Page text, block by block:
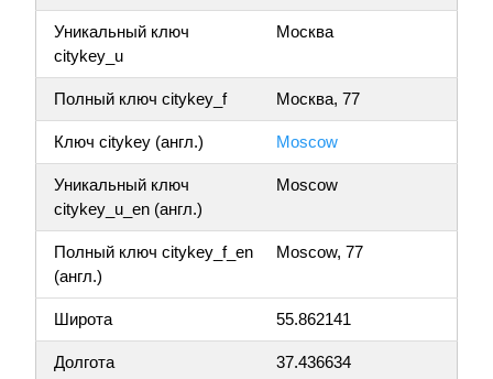
Уникальный ключ
citykey_u
Москва
Полный ключ citykey_f Москва, 77
Ключ citykey (англ.) Moscow
Уникальный ключ
citykey_u_en (англ.)
Moscow
Полный ключ citykey_f_en
(англ.)
Moscow, 77
Широта 55.862141
Долгота 37.436634